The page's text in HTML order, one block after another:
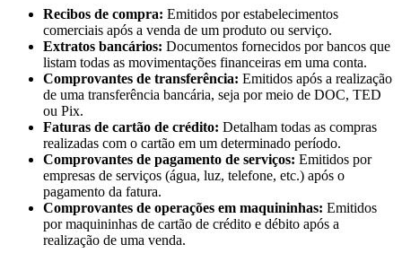
Recibos de compra: Emitidos por estabelecimentos
comerciais após a venda de um produto ou serviço.
Extratos bancários: Documentos fornecidos por bancos que
listam todas as movimentações financeiras em uma conta.
Comprovantes de transferência: Emitidos após a realização
de uma transferência bancária, seja por meio de DOC, TED
ou Pix.
Faturas de cartão de crédito: Detalham todas as compras
realizadas com o cartão em um determinado período.
Comprovantes de pagamento de serviços: Emitidos por
empresas de serviços (água, luz, telefone, etc.) após o
pagamento da fatura.
Comprovantes de operações em maquininhas: Emitidos
por maquininhas de cartão de crédito e débito após a
realização de uma venda.